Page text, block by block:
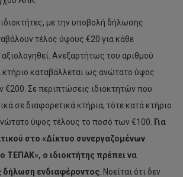
με την υποβολή δήλωσης
τέλος ύψους €20 για κάθε
Ανεξαρτήτως του αριθμού
καταβάλλεται ως ανώτατο ύψος
€200. Σε περιπτώσεις ιδιοκτητών που
σε διαφορετικά κτήρια, τότε κατά κτήριο
ύψος τέλους το ποσό των €100.
Για
στο «Δίκτυο συνεργαζομένων
ΤΕΠΑΚ», ο ιδιοκτήτης πρέπει να
δήλωση ενδιαφέροντος . Νοείται ότι δεν